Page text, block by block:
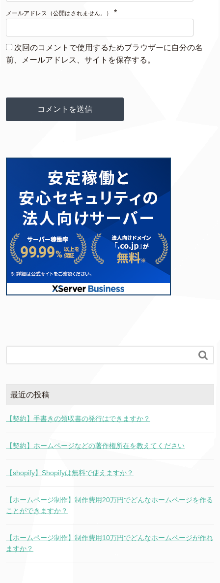
メールアドレス（公開はされません。） *
次回のコメントで使用するためブラウザーに自分の名
前、メールアドレス、サイトを保存する。

最近の投稿
【契約】手書きの領収書の発行はできますか？
【契約】ホームページなどの著作権所在を教えてください
【shopify】Shopifyは無料で使えますか？
【ホームページ制作】制作費用20万円でどんなホームページを作る
ことができますか？
【ホームページ制作】制作費用10万円でどんなホームページが作れ
ますか？